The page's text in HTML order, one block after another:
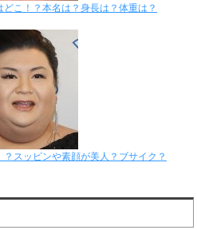
こ！？本名は？身長は？体重は？
スッピンや素顔が美人？ブサイク？